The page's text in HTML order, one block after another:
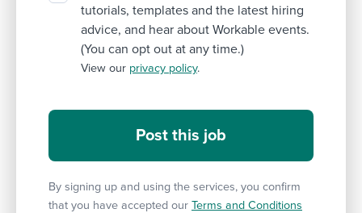
tutorials, templates and the latest hiring
advice, and hear about Workable events.
(You can opt out at any time.)
View our privacy policy.
By signing up and using the services, you confirm
that you have accepted our Terms and Conditions